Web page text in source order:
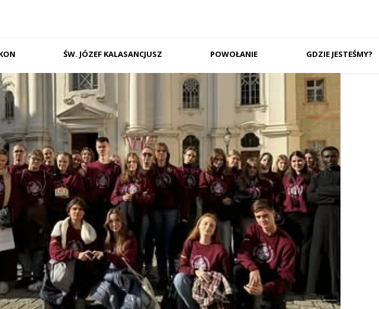
ŚW. JÓZEF KALASANCJUSZ POWOŁANIE GDZIE JESTEŚMY?